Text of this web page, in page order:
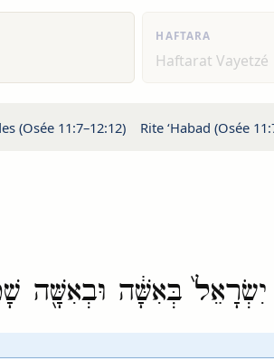
HAFTARA
Haftarat Vayetzé
(Osée 11:7–12:12) Rite ‘Habad (Osée
בְּאִשָּׁ֔ה וּבְאִשָּׁ֖ה